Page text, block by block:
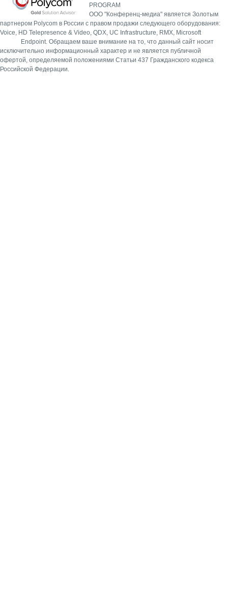
PROGRAM
ООО "Конференц-медиа" является Золотым
партнером Polycom в России с правом продажи следующего оборудования:
Voice, HD Telepresence & Video, QDX, UC Infrastructure, RMX, Microsoft
Endpoint. Обращаем ваше внимание на то, что данный сайт носит
исключительно информационный характер и не является публичной
офертой, определяемой положениями Статьи 437 Гражданского кодекса
Российской Федерации.